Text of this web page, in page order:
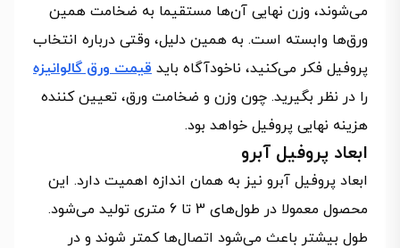
می‌شوند، وزن نهایی آن‌ها مستقیما به ضخامت همین
ورق‌ها وابسته است. به همین دلیل، وقتی درباره انتخاب
پروفیل فکر می‌کنید، ناخودآگاه باید قیمت ورق گالوانیزه
را در نظر بگیرید. چون وزن و ضخامت ورق، تعیین‌ کننده
هزینه نهایی پروفیل خواهد بود.
ابعاد پروفیل آبرو
ابعاد پروفیل آبرو نیز به همان اندازه اهمیت دارد. این
محصول معمولا در طول‌های 3 تا 6 متری تولید می‌شود.
طول بیشتر باعث می‌شود اتصال‌ها کمتر شوند و در